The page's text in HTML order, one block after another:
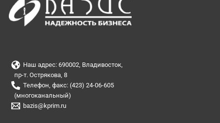
Наш адрес: 690002, Владивосток,
пр-т. Острякова, 8
Телефон, факс: (423) 24-06-605
(многоканальный)
bazis@kprim.ru